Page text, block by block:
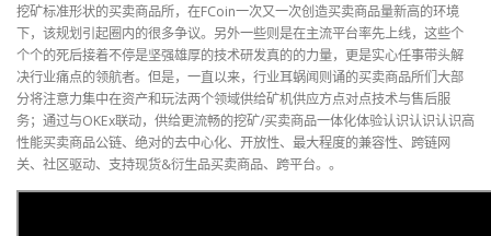
挖矿标准形状的买卖商品所，在FCoin一次又一次创造买卖商品量新高的环境
下，该规划引起圈内的很多争议。另外一些则是在主流平台率先上线，这些个
个个的死后接着不停是坚强雄厚的技术研发真的的力量，更是实心任事带头解
决行业痛点的领航者。但是，一直以来，行业耳蜗闻则诵的买卖商品所们大部
分将注意力集中在资产和玩法两个领域供给矿机供应方点对点技术与售后服
务；通过与OKEx联动，供给更流畅的挖矿/买卖商品一体化体验认识认识认识高
性能买卖商品公链、绝对的去中心化、开放性、最大程度的兼容性、跨链网
关、社区驱动、支持现货&衍生品买卖商品、跨平台。。